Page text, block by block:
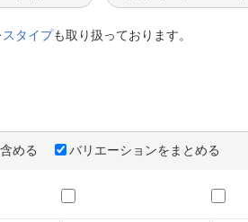
IR情報
スタイプも取り扱っております。
める バリエーションをまとめる